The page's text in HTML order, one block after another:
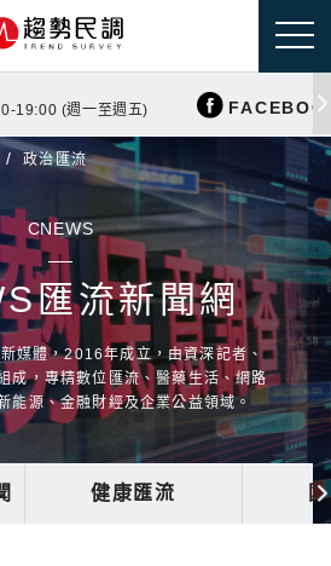
19:00 (週一至週五)
政治匯流
CNEWS
匯流新聞網
媒體，2016年成立，由資深記者、
成，專精數位匯流、醫藥生活、網路
能源、金融財經及企業公益領域。
健康匯流